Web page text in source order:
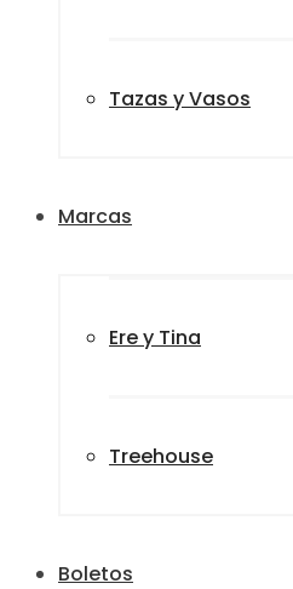
Tazas y Vasos
Marcas
Ere y Tina
Treehouse
Boletos